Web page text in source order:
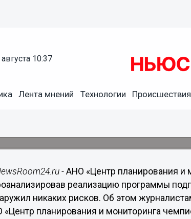
августа 10:37
Лента мнений Технологии Происшествия
оценил ход
-АНО «Центр планирования и
реализацию программы
никаких рисков. Об этом
планирования и мониторинга